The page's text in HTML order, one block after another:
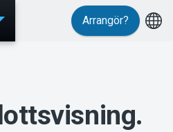
Arrangör?